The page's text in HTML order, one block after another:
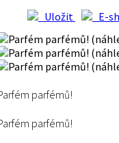
Uložit
E-
parfémů!
parfémů!